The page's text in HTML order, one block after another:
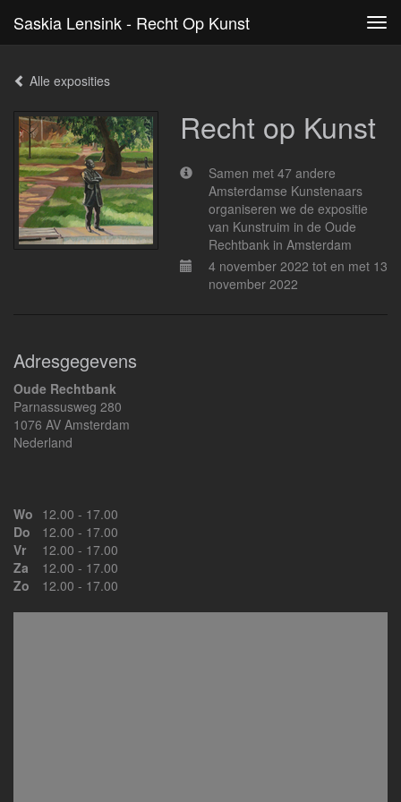
Saskia Lensink - Recht Op Kunst
Alle exposities
Recht op Kunst
Samen met 47 andere
Amsterdamse Kunstenaars
organiseren we de expositie
van Kunstruim in de Oude
Rechtbank in Amsterdam
4 november 2022 tot en met 13
november 2022
Adresgegevens
Oude Rechtbank
Parnassusweg 280
1076 AV Amsterdam
Nederland
Wo 12.00 - 17.00
Do
12.00 - 17.00
Vr
12.00 - 17.00
Za
12.00 - 17.00
Zo
12.00 - 17.00